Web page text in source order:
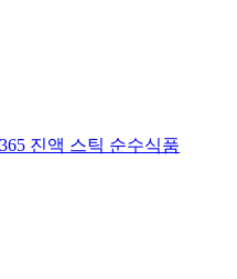
진액 스틱 순수식품